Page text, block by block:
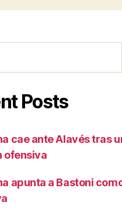
Posts
cae ante Alavés tras
ofensiva
apunta a Bastoni